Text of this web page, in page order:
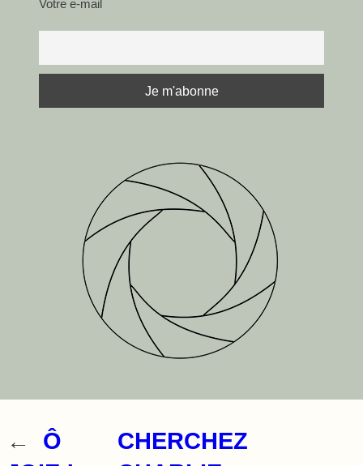
Votre e-mail
←
Ô
CHERCHEZ